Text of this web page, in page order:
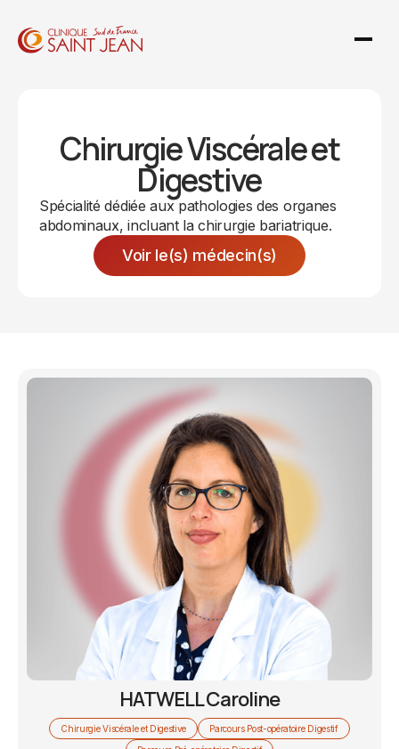
Chirurgie Viscérale et
Digestive
Spécialité dédiée aux pathologies des organes
abdominaux, incluant la chirurgie bariatrique.
Voir le(s) médecin(s)
HATWELL Caroline
Chirurgie Viscérale et Digestive
Parcours Post-opératoire Digestif